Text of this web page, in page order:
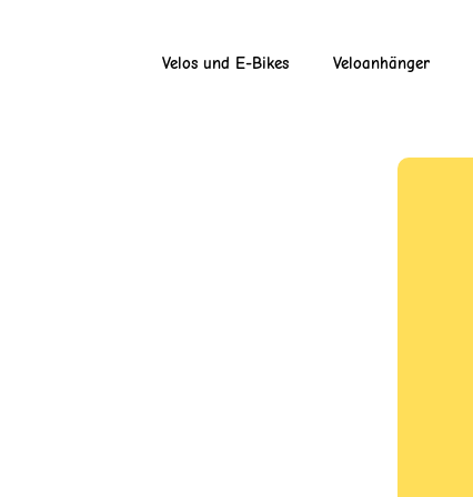
Velos und E-Bikes Veloanhänger